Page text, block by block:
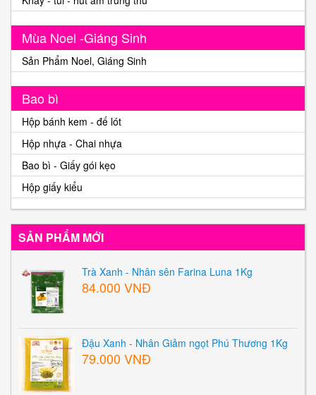
Mùa Noel -Giáng Sinh
Sản Phẩm Noel, Giáng Sinh
Bao bì
Hộp bánh kem - đế lót
Hộp nhựa - Chai nhựa
Bao bì - Giấy gói kẹo
Hộp giấy kiểu
SẢN PHẨM MỚI
Trà Xanh - Nhân sên Farina Luna 1Kg
84.000 VNĐ
Đậu Xanh - Nhân Giảm ngọt Phú Thương 1Kg
79.000 VNĐ